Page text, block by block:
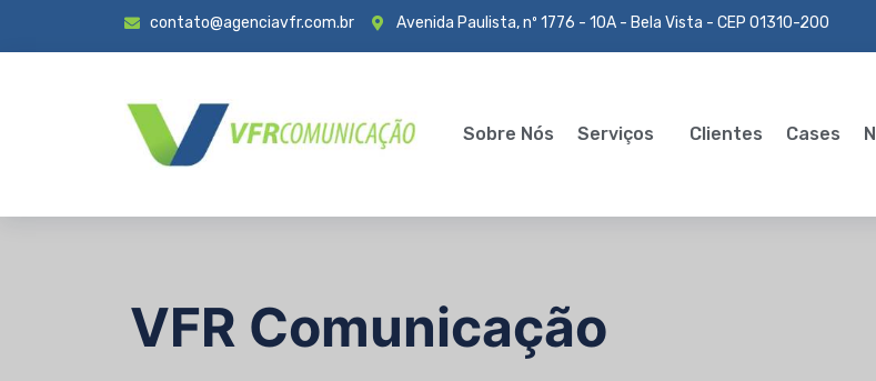
contato@agenciavfr.com.br Avenida Paulista, nº 1776 - 10A - Bela Vista - CEP 01310-200
Sobre Nós Serviços Clientes Cases
VFR Comunicação